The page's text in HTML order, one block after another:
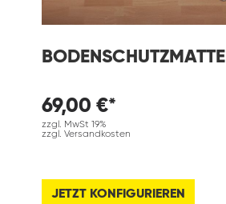
BODENSCHUTZMATTE
69,00 €*
zzgl. MwSt 19%
zzgl. Versandkosten
JETZT KONFIGURIEREN